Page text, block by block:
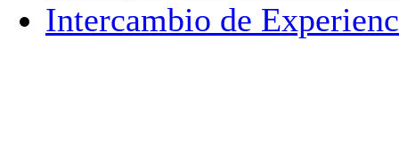
Intercambio de